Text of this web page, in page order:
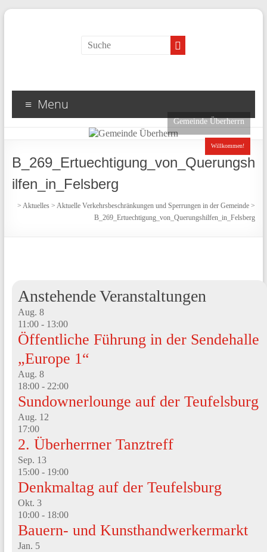
Menu
Gemeinde Überherrn
Willkommen!
B_269_Ertuechtigung_von_Querungsh
ilfen_in_Felsberg
>Aktuelles >Aktuelle Verkehrsbeschränkungen und Sperrungen in der Gemeinde >
B_269_Ertuechtigung_von_Querungshilfen_in_Felsberg
Anstehende Veranstaltungen
Aug. 8
11:00- 13:00
Öffentliche Führung in der Sendehalle
„Europe 1“
Aug. 8
18:00- 22:00
Sundownerlounge auf der Teufelsburg
Aug. 12
17:00
2. Überherrner Tanztreff
Sep. 13
15:00- 19:00
Denkmaltag auf der Teufelsburg
Okt. 3
10:00- 18:00
Bauern- und Kunsthandwerkermarkt
Jan. 5